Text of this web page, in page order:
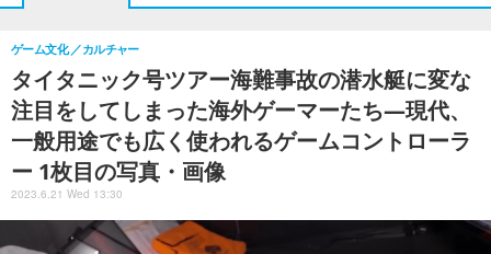
タイタニック号ツアー海難事故の潜水艇に変な
注目をしてしまった海外ゲーマーたち―現代、
一般用途でも広く使われるゲームコントローラ
ー 1枚目の写真・画像
ゲーム文化 カルチャー
2023.6.21 Wed 13:30